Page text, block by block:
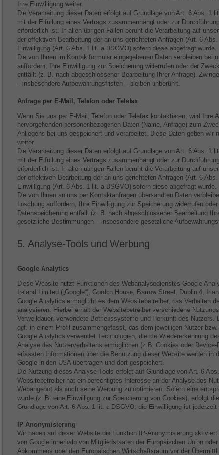
Ihre Einwilligung weiter.
Die Verarbeitung dieser Daten erfolgt auf Grundlage von Art. 6 Abs. 1
mit der Erfüllung eines Vertrags zusammenhängt oder zur
erforderlich ist. In allen übrigen Fällen beruht die Verarbeitung auf
der effektiven Bearbeitung der an uns gerichteten Anfragen (Art. 6
Einwilligung (Art. 6 Abs. 1 lit. a DSGVO) sofern diese abgefragt wurde.
Die von Ihnen im Kontaktformular eingegebenen Daten verbleiben bei
auffordern, Ihre Einwilligung zur Speicherung widerrufen oder der
entfällt (z. B. nach abgeschlossener Bearbeitung Ihrer Anfrage).
– insbesondere Aufbewahrungsfristen – bleiben unberührt.
Anfrage per E-Mail, Telefon oder Telefax
Wenn Sie uns per E-Mail, Telefon oder Telefax kontaktieren, wird Ihre
hervorgehenden personenbezogenen Daten (Name, Anfrage) zum
Anliegens bei uns gespeichert und verarbeitet. Diese Daten geben wir
weiter.
Die Verarbeitung dieser Daten erfolgt auf Grundlage von Art. 6 Abs. 1
mit der Erfüllung eines Vertrags zusammenhängt oder zur
erforderlich ist. In allen übrigen Fällen beruht die Verarbeitung auf
der effektiven Bearbeitung der an uns gerichteten Anfragen (Art. 6
Einwilligung (Art. 6 Abs. 1 lit. a DSGVO) sofern diese abgefragt wurde.
Die von Ihnen an uns per Kontaktanfragen übersandten Daten
Löschung auffordern, Ihre Einwilligung zur Speicherung widerrufen
Datenspeicherung entfällt (z. B. nach abgeschlossener Bearbeitung
gesetzliche Bestimmungen – insbesondere gesetzliche
5. Analyse-Tools und Werbung
Google Analytics
Diese Website nutzt Funktionen des Webanalysedienstes Google
Ireland Limited („Google“), Gordon House, Barrow Street, Dublin 4,
Google Analytics ermöglicht es dem Websitebetreiber, das Verhalten
analysieren. Hierbei erhält der Websitebetreiber verschiedene
Verweildauer, verwendete Betriebssysteme und Herkunft des Nutzers.
ggf. in einem Profil zusammengefasst, das dem jeweiligen Nutzer
Google Analytics verwendet Technologien, die die Wiedererkennung
Analyse des Nutzerverhaltens ermöglichen (z.B. Cookies oder Device-
erfassten Informationen über die Benutzung dieser Website werden in
Google in den USA übertragen und dort gespeichert.
Die Nutzung dieses Analyse-Tools erfolgt auf Grundlage von Art. 6
Websitebetreiber hat ein berechtigtes Interesse an der Analyse des
Webangebot als auch seine Werbung zu optimieren. Sofern eine
wurde (z. B. eine Einwilligung zur Speicherung von Cookies), erfolgt
Grundlage von Art. 6 Abs. 1 lit. a DSGVO; die Einwilligung ist jederzeit
IP Anonymisierung
Wir haben auf dieser Website die Funktion IP-Anonymisierung
von Google innerhalb von Mitgliedstaaten der Europäischen Union
Abkommens über den Europäischen Wirtschaftsraum vor der